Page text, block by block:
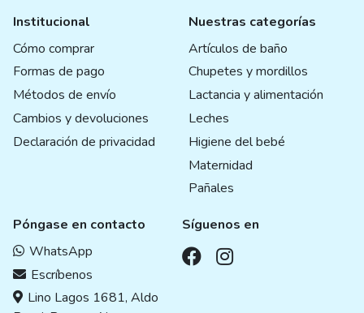
Institucional
Cómo comprar
Formas de pago
Métodos de envío
Cambios y devoluciones
Declaración de privacidad
Nuestras categorías
Artículos de baño
Chupetes y mordillos
Lactancia y alimentación
Leches
Higiene del bebé
Maternidad
Pañales
Póngase en contacto
WhatsApp
Escríbenos
Lino Lagos 1681, Aldo
Síguenos en